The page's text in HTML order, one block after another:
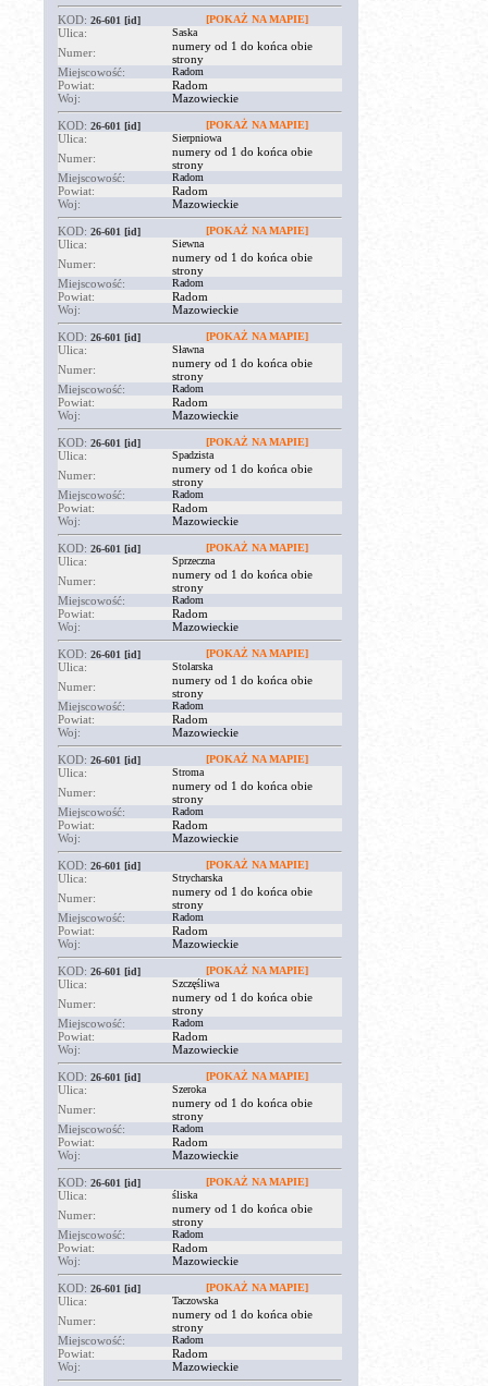
KOD: 26-601 [id] [POKAŻ NA MAPIE]
Ulica: Saska
Numer:
numery od 1 do końca obie
strony
Miejscowość:
Radom
Powiat:
Radom
Woj:
Mazowieckie
KOD: 26-601 [id] [POKAŻ NA MAPIE]
Ulica: Sierpniowa
Numer:
numery od 1 do końca obie
strony
Miejscowość:
Radom
Powiat:
Radom
Woj:
Mazowieckie
KOD: 26-601 [id] [POKAŻ NA MAPIE]
Ulica: Siewna
Numer:
numery od 1 do końca obie
strony
Miejscowość:
Radom
Powiat:
Radom
Woj:
Mazowieckie
KOD: 26-601 [id] [POKAŻ NA MAPIE]
Ulica: Sławna
Numer:
numery od 1 do końca obie
strony
Miejscowość:
Radom
Powiat:
Radom
Woj:
Mazowieckie
KOD: 26-601 [id] [POKAŻ NA MAPIE]
Ulica: Spadzista
Numer:
numery od 1 do końca obie
strony
Miejscowość:
Radom
Powiat:
Radom
Woj:
Mazowieckie
KOD: 26-601 [id] [POKAŻ NA MAPIE]
Ulica: Sprzeczna
Numer:
numery od 1 do końca obie
strony
Miejscowość:
Radom
Powiat:
Radom
Woj:
Mazowieckie
KOD: 26-601 [id] [POKAŻ NA MAPIE]
Ulica: Stolarska
Numer:
numery od 1 do końca obie
strony
Miejscowość:
Radom
Powiat:
Radom
Woj:
Mazowieckie
KOD: 26-601 [id] [POKAŻ NA MAPIE]
Ulica: Stroma
Numer:
numery od 1 do końca obie
strony
Miejscowość:
Radom
Powiat:
Radom
Woj:
Mazowieckie
KOD: 26-601 [id] [POKAŻ NA MAPIE]
Ulica: Strycharska
Numer:
numery od 1 do końca obie
strony
Miejscowość:
Radom
Powiat:
Radom
Woj:
Mazowieckie
KOD: 26-601 [id] [POKAŻ NA MAPIE]
Ulica: Szczęśliwa
Numer:
numery od 1 do końca obie
strony
Miejscowość:
Radom
Powiat:
Radom
Woj:
Mazowieckie
KOD: 26-601 [id] [POKAŻ NA MAPIE]
Ulica: Szeroka
Numer:
numery od 1 do końca obie
strony
Miejscowość:
Radom
Powiat:
Radom
Woj:
Mazowieckie
KOD: 26-601 [id] [POKAŻ NA MAPIE]
Ulica: śliska
Numer:
numery od 1 do końca obie
strony
Miejscowość:
Radom
Powiat:
Radom
Woj:
Mazowieckie
KOD: 26-601 [id] [POKAŻ NA MAPIE]
Ulica: Taczowska
Numer:
numery od 1 do końca obie
strony
Miejscowość:
Radom
Powiat:
Radom
Woj:
Mazowieckie